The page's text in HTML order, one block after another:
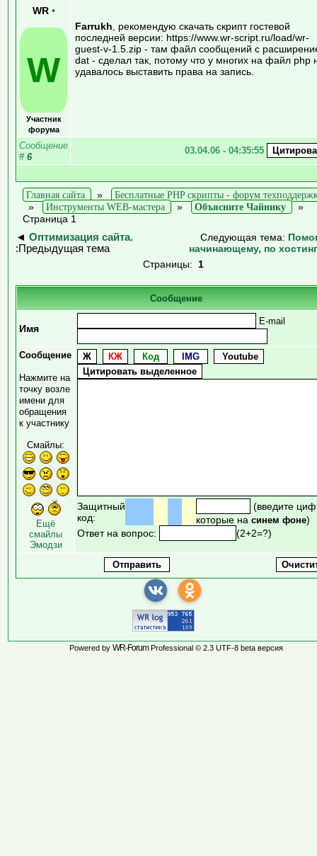
WR •
W
Участник
форума
Farrukh , рекомендую скачать скрипт гостевой
последней версии: https://www.wr-script.ru/load/wr-
guest-v-1.5.zip - там файл сообщений с
dat - сделал так, потому что у многих на файл php
удавалось выставить права на запись.
Сообщение
# 6
03.04.06 - 04:35:55
Главная сайта »
Бесплатные PHP скрипты - форум
»
Инструменты WEB-мастера » Объясните Чайнику
»
Страница 1
◄ Оптимизация сайта.
:Предыдущая тема
Следующая тема:
начинающему, по
Страницы: 1
Сообщение
Имя
E-mail
Сообщение
Нажмите на
точку возле
имени для
обращения
к участнику
Смайлы:
Ещё
смайлы
Эмодзи
Защитный
код:
(введите
которые на синем фоне)
Ответ на вопрос:
(2+2=?)
Powered by WR-ForumProfessional © 2.3 UTF-8 beta версия